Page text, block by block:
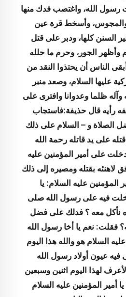
رسول الله، واغتصب فدك منها
والمجوس، وأسخط قرة عين
السنن كلها، ودبر على قتل
وأظهر الجور، وحرم ما حلله
الناس أن يحتذوا النقد من
عليها السلام، وصعد منبر
ظلما وعدوانا وافترى على
رأيه قال حذيفة:فاستجاب
الصلاة و – السلام على ذلك
على يد قاتله رحمة الله
على أمير المؤمنين عليه
لاهنئه بقتله ومصيره إلى ذلك
المؤمنين عليه السلام: يا
فيه على رسول الله صلى
نأكل معه ؟ فدلك على فضل
فقلت: نعم يا أخا رسول الله
السلام هو والله هذا اليوم
فيه عيون أولاد رسول الله
لهذا اليوم اثنين وسبعين
أمير المؤمنين عليه السلام